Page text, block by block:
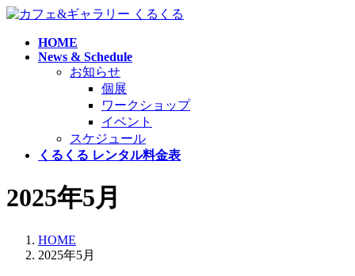
コ
ナ
HOME
News & Schedule
お知らせ
個展
ワークショップ
イベント
スケジュール
くるくる レンタル料金表
2025年5月
HOME
2025年5月